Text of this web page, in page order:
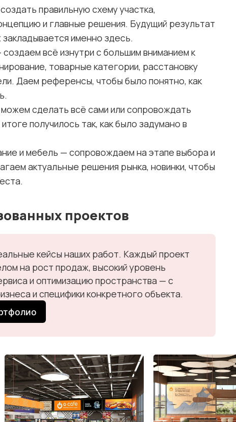
правильную схему участка,
и главные решения. Будущий результат
именно здесь.
всё изнутри с большим вниманием к
товарные категории, расстановку
Даем референсы, чтобы было понятно, как
сделать всё сами или сопровождать
получилось так, как было задумано в
и мебель — сопровождаем на этапе выбора и
актуальные решения рынка, новинки, чтобы
проектов
кейсы наших работ. Каждый проект
на рост продаж, высокий уровень
и оптимизацию пространства — с
и специфики конкретного объекта.